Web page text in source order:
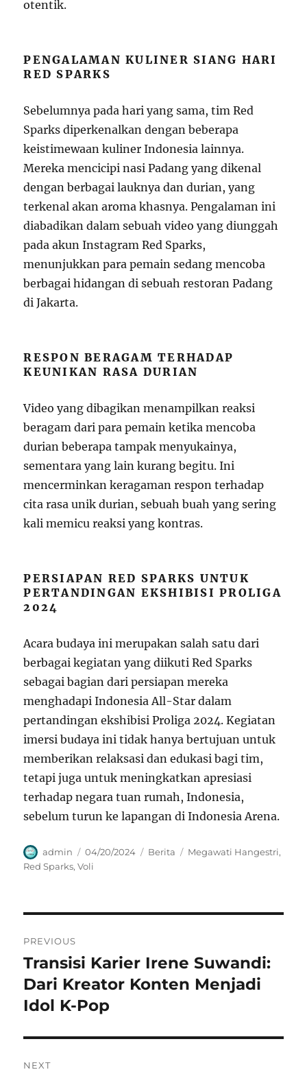
otentik.
PENGALAMAN KULINER SIANG HARI
RED SPARKS
Sebelumnya pada hari yang sama, tim Red
Sparks diperkenalkan dengan beberapa
keistimewaan kuliner Indonesia lainnya.
Mereka mencicipi nasi Padang yang dikenal
dengan berbagai lauknya dan durian, yang
terkenal akan aroma khasnya. Pengalaman ini
diabadikan dalam sebuah video yang diunggah
pada akun Instagram Red Sparks,
menunjukkan para pemain sedang mencoba
berbagai hidangan di sebuah restoran Padang
di Jakarta.
RESPON BERAGAM TERHADAP
KEUNIKAN RASA DURIAN
Video yang dibagikan menampilkan reaksi
beragam dari para pemain ketika mencoba
durian beberapa tampak menyukainya,
sementara yang lain kurang begitu. Ini
mencerminkan keragaman respon terhadap
cita rasa unik durian, sebuah buah yang sering
kali memicu reaksi yang kontras.
PERSIAPAN RED SPARKS UNTUK
PERTANDINGAN EKSHIBISI PROLIGA
2024
Acara budaya ini merupakan salah satu dari
berbagai kegiatan yang diikuti Red Sparks
sebagai bagian dari persiapan mereka
menghadapi Indonesia All-Star dalam
pertandingan ekshibisi Proliga 2024. Kegiatan
imersi budaya ini tidak hanya bertujuan untuk
memberikan relaksasi dan edukasi bagi tim,
tetapi juga untuk meningkatkan apresiasi
terhadap negara tuan rumah, Indonesia,
sebelum turun ke lapangan di Indonesia Arena.
Author
admin
Posted
on
04/20/2024 Categories
Berita Tags
Megawati Hangestri,
Red Sparks,Voli
pos
PREVIOUS
Previous
post:
Transisi Karier Irene Suwandi:
Dari Kreator Konten Menjadi
Idol K-Pop
NEXT